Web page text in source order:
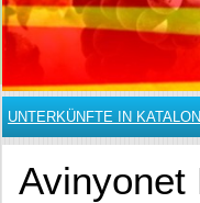
UNTERKÜNFTE IN
Avinyonet